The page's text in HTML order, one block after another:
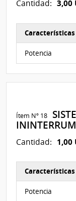
Cantidad: 3,00
Características
Potencia
Ítem Nº 18
Cantidad: 1,00
Características
Potencia